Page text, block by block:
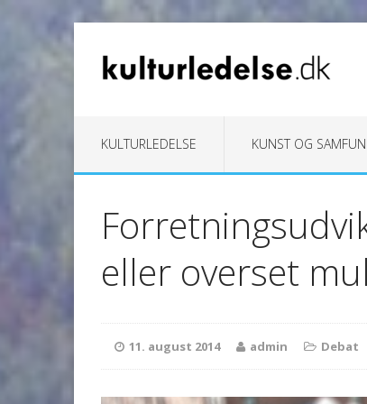
KULTURLEDELSE KUNST OG
eller overset
11. august 2014 admin Debat